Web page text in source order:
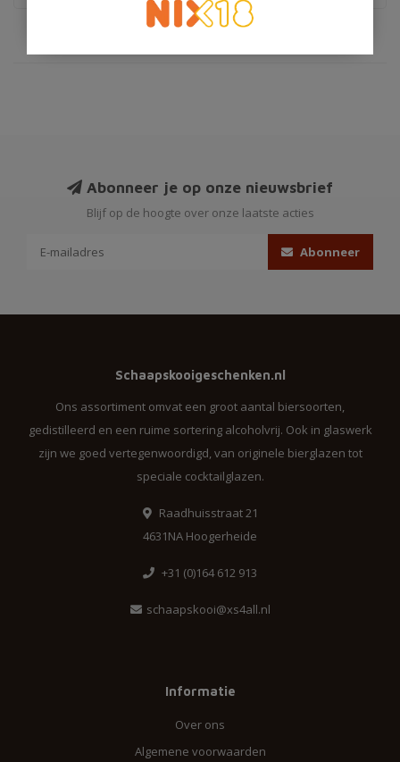
Abonneer je op onze nieuwsbrief
Blijf op de hoogte over onze laatste acties
Abonneer
Schaapskooigeschenken.nl
Ons assortiment omvat een groot aantal biersoorten,
gedistilleerd en een ruime sortering alcoholvrij. Ook in glaswerk
zijn we goed vertegenwoordigd, van originele bierglazen tot
speciale cocktailglazen.
Raadhuisstraat 21
4631NA Hoogerheide
+31 (0)164 612 913
schaapskooi@xs4all.nl
Informatie
Over ons
Algemene voorwaarden